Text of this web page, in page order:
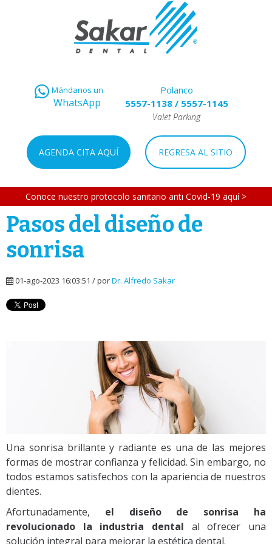
Mándanos un
WhatsApp
Polanco
5557-1138/ 5557-1145
Valet Parking
AGENDA CITA AQUÍ REGRESA AL SITIO
Conoce nuestro protocolo sanitario anti Covid-19 aquí >
Pasos del diseño de
sonrisa
01-ago-2023 16:03:51 / porDr. Alfredo Sakar
Una sonrisa brillante y radiante es una de las mejores
formas de mostrar confianza y felicidad. Sin embargo, no
todos estamos satisfechos con la apariencia de nuestros
dientes.
Afortunadamente, el diseño de sonrisa ha
revolucionado la industria dental al ofrecer una
solución integral para mejorar la estética dental.